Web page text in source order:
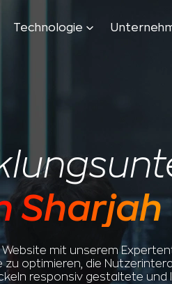
Technologie
Sharjah
mit unserem
zu optimieren, die
responsiv gestaltete und